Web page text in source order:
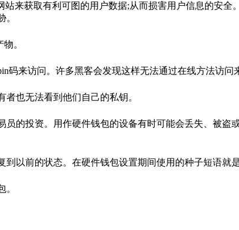
来获取有利可图的用户数据;从而损害用户信息的安全
。
。
来访问。许多黑客会发现这样无法通过在线方法访问
也无法看到他们自己的私钥。
的投资。用作硬件钱包的设备有时可能会丢失、被盗
以前的状态。在硬件钱包设置期间使用的种子短语就
。